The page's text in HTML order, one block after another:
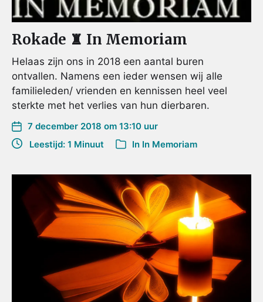
Rokade ♜ In Memoriam
Helaas zijn ons in 2018 een aantal buren
ontvallen. Namens een ieder wensen wij alle
familieleden/ vrienden en kennissen heel veel
sterkte met het verlies van hun dierbaren.
7 december 2018 om 13:10 uur
Leestijd: 1 Minuut
In In Memoriam